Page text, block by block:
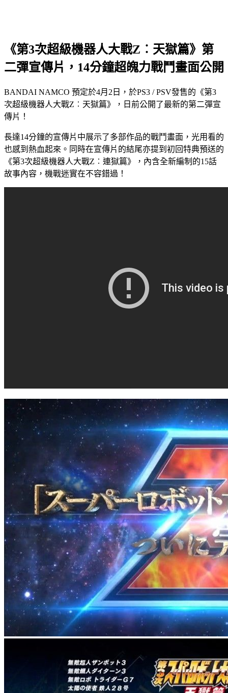
《第3次超級機器人大戰Z︰天獄篇》第
二彈宣傳片，14分鐘超魄力戰鬥畫面公開
BANDAI NAMCO 預定於4月2日，於PS3 / PSV發售的《第3
次超級機器人大戰Z︰天獄篇》，日前公開了最新的第二彈宣
傳片！
長達14分鐘的宣傳片中展示了多部作品的戰鬥畫面，光用看的
也感到熱血起來。同時在宣傳片的結尾亦提到初回特典預送的
《第3次超級機器人大戰Z︰連獄篇》，內含全新編制的15話
故事內容，機戰迷實在不容錯過！